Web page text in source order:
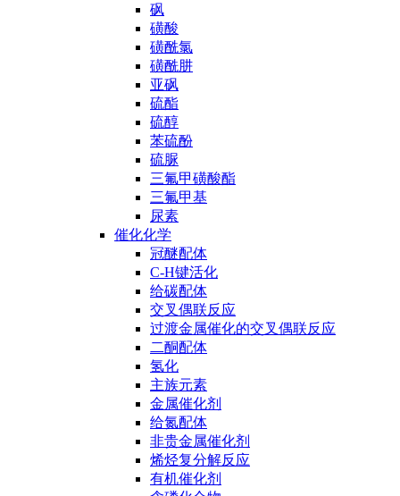
砜
磺酸
磺酰氯
磺酰肼
亚砜
硫酯
硫醇
苯硫酚
硫脲
三氟甲磺酸酯
三氟甲基
尿素
催化化学
冠醚配体
C-H键活化
给碳配体
交叉偶联反应
过渡金属催化的交叉偶联反应
二酮配体
氢化
主族元素
金属催化剂
给氮配体
非贵金属催化剂
烯烃复分解反应
有机催化剂